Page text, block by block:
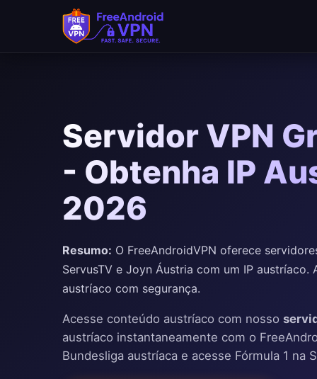
Pular para o conteúdo principal
Servidor VPN
- Obtenha IP
2026
Resumo: O FreeAndroidVPN oferece
ServusTV e Joyn Áustria com um IP
austríaco com segurança.
Acesse conteúdo austríaco com nosso
austríaco instantaneamente com o
Bundesliga austríaca e acesse Fórmula 1 na